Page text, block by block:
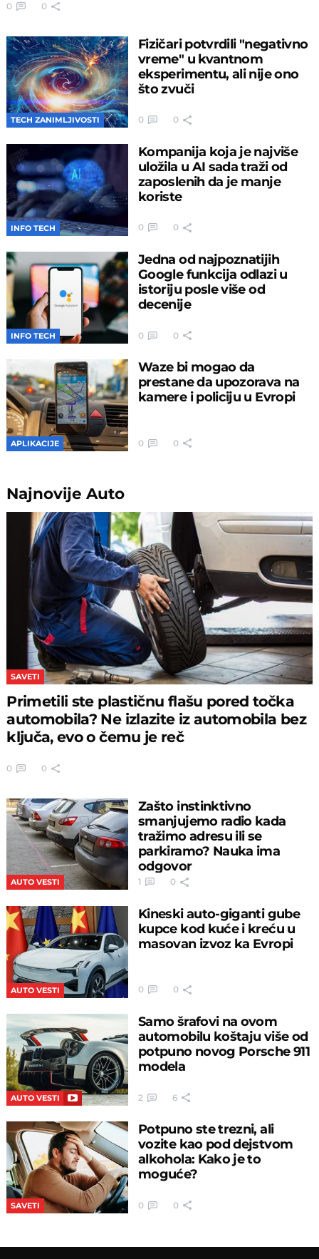
0 0
TECH ZANIMLJIVOSTI
Fizičari potvrdili "negativno
vreme" u kvantnom
eksperimentu, ali nije ono
što zvuči
0 0
INFO TECH
Kompanija koja je najviše
uložila u AI sada traži od
zaposlenih da je manje
koriste
0 0
INFO TECH
Jedna od najpoznatijih
Google funkcija odlazi u
istoriju posle više od
decenije
0 0
APLIKACIJE
Waze bi mogao da
prestane da upozorava na
kamere i policiju u Evropi
0 0
NajnovijeAuto
SAVETI
Primetili ste plastičnu flašu pored točka
automobila? Ne izlazite iz automobila bez
ključa, evo o čemu je reč
0 0
AUTO VESTI
Zašto instinktivno
smanjujemo radio kada
tražimo adresu ili se
parkiramo? Nauka ima
odgovor
1 0
AUTO VESTI
Kineski auto-giganti gube
kupce kod kuće i kreću u
masovan izvoz ka Evropi
0 0
AUTO VESTI
Samo šrafovi na ovom
automobilu koštaju više od
potpuno novog Porsche 911
modela
2 6
SAVETI
Potpuno ste trezni, ali
vozite kao pod dejstvom
alkohola: Kako je to
moguće?
0 0